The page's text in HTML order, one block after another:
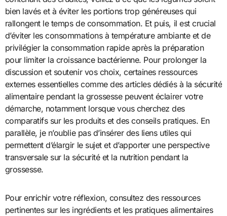
bien lavés et à éviter les portions trop généreuses qui
rallongent le temps de consommation. Et puis, il est crucial
d’éviter les consommations à température ambiante et de
privilégier la consommation rapide après la préparation
pour limiter la croissance bactérienne. Pour prolonger la
discussion et soutenir vos choix, certaines ressources
externes essentielles comme des articles dédiés à la sécurité
alimentaire pendant la grossesse peuvent éclairer votre
démarche, notamment lorsque vous cherchez des
comparatifs sur les produits et des conseils pratiques. En
parallèle, je n’oublie pas d’insérer des liens utiles qui
permettent d’élargir le sujet et d’apporter une perspective
transversale sur la sécurité et la nutrition pendant la
grossesse.
Pour enrichir votre réflexion, consultez des ressources
pertinentes sur les ingrédients et les pratiques alimentaires